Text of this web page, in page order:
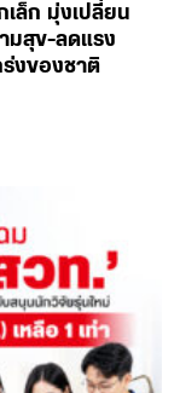
ล็ก มุ่งเปลี่ยน
ามสุข-ลดแรง
งของชาติ